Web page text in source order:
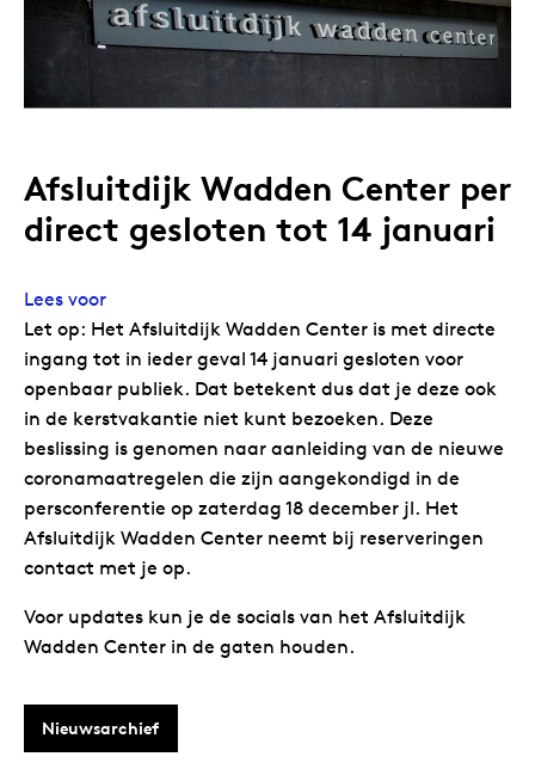
Afsluitdijk Wadden Center per
direct gesloten tot 14 januari
Lees voor
Let op: Het Afsluitdijk Wadden Center is met directe
ingang tot in ieder geval 14 januari gesloten voor
openbaar publiek. Dat betekent dus dat je deze ook
in de kerstvakantie niet kunt bezoeken. Deze
beslissing is genomen naar aanleiding van de nieuwe
coronamaatregelen die zijn aangekondigd in de
persconferentie op zaterdag 18 december jl. Het
Afsluitdijk Wadden Center neemt bij reserveringen
contact met je op.
Voor updates kun je de socials van het Afsluitdijk
Wadden Center in de gaten houden.
Nieuwsarchief